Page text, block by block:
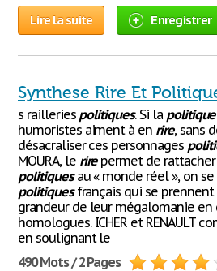
Lire la suite Enregistrer
Synthese Rire Et
s railleries politiques. Si la politique
humoristes aiment à en rire, sans
désacraliser ces personnages
MOURA, le rirepermet de
politiquesau « monde réel », on
politiquesfrançais qui se prennent
grandeur de leur mégalomanie en
homologues. ICHER et RENAULT
en soulignant le
490 Mots / 2 Pages